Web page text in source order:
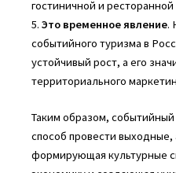
гостиничной и
5. Это временное явление.
событийного туризма в
устойчивый рост, а его
территориального
Таким образом,
способ провести
формирующая культурные